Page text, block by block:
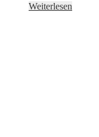
Weiterlesen